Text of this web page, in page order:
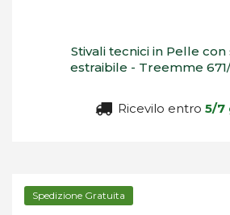
Stivali tecnici in Pelle
estraibile - Treemme
Ricevilo entro 5/7
Spedizione Gratuita